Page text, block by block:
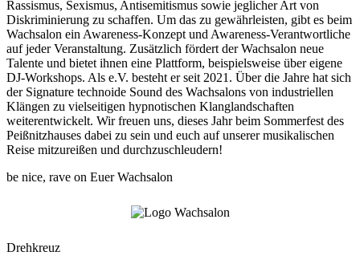
Rassismus, Sexismus, Antisemitismus sowie jeglicher Art von
Diskriminierung zu schaffen. Um das zu gewährleisten, gibt es beim
Wachsalon ein Awareness-Konzept und Awareness-Verantwortliche
auf jeder Veranstaltung. Zusätzlich fördert der Wachsalon neue
Talente und bietet ihnen eine Plattform, beispielsweise über eigene
DJ-Workshops. Als e.V. besteht er seit 2021. Über die Jahre hat sich
der Signature technoide Sound des Wachsalons von industriellen
Klängen zu vielseitigen hypnotischen Klanglandschaften
weiterentwickelt. Wir freuen uns, dieses Jahr beim Sommerfest des
Peißnitzhauses dabei zu sein und euch auf unserer musikalischen
Reise mitzureißen und durchzuschleudern!
be nice, rave on Euer Wachsalon
Drehkreuz